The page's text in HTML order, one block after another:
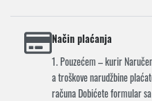
Način plaćanja
1. Pouzećem – kurir
a troškove narudžbine
računa Dobićete formular